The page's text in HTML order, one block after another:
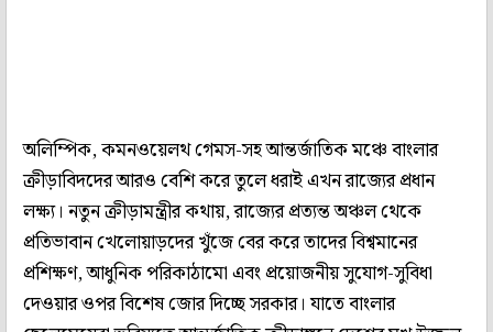
অলিম্পিক, কমনওয়েলথ গেমস-সহ আন্তর্জাতিক মঞ্চে বাংলার
ক্রীড়াবিদদের আরও বেশি করে তুলে ধরাই এখন রাজ্যের প্রধান
লক্ষ্য। নতুন ক্রীড়ামন্ত্রীর কথায়, রাজ্যের প্রত্যন্ত অঞ্চল থেকে
প্রতিভাবান খেলোয়াড়দের খুঁজে বের করে তাদের বিশ্বমানের
প্রশিক্ষণ, আধুনিক পরিকাঠামো এবং প্রয়োজনীয় সুযোগ-সুবিধা
দেওয়ার ওপর বিশেষ জোর দিচ্ছে সরকার। যাতে বাংলার